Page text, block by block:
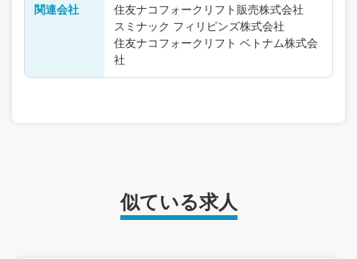
関連会社
住友ナコフォークリフト販売株式会社
スミナック フィリピンズ株式会社
住友ナコフォークリフト ベトナム株式会
社
似ている求人